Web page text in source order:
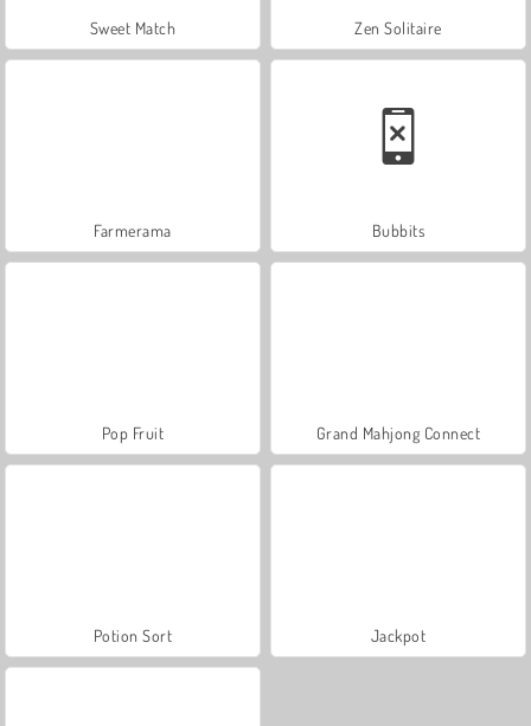
Sweet Match Zen Solitaire
Farmerama Bubbits
Pop Fruit Grand Mahjong Connect
Potion Sort Jackpot